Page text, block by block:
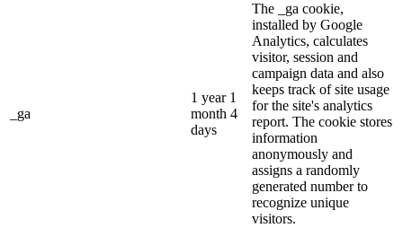
_ga
1 year 1
month 4
days
The _ga cookie,
installed by Google
Analytics, calculates
visitor, session and
campaign data and also
keeps track of site usage
for the site's analytics
report. The cookie stores
information
anonymously and
assigns a randomly
generated number to
recognize unique
visitors.